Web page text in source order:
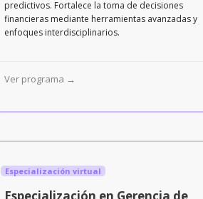
predictivos. Fortalece la toma de decisiones
financieras mediante herramientas avanzadas y
enfoques interdisciplinarios.
Ver programa →
Especialización virtual
Especialización en Gerencia de